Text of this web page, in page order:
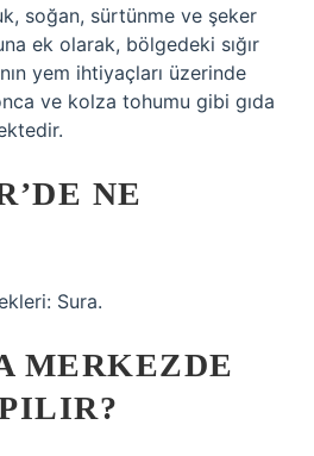
soğan, sürtünme ve şeker
ek olarak, bölgedeki sığır
yem ihtiyaçları üzerinde
ve kolza tohumu gibi gıda
NE
Sura.
MERKEZDE